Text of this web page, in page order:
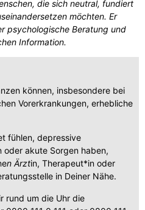
die sich neutral, fundiert
möchten. Er
psychologische Beratung und
Information.
können, insbesondere bei
Vorerkrankungen, erhebliche
fühlen, depressive
oder akute Sorgen haben,
n Ärztin, Therapeut*in oder
in Deiner Nähe.
rund um die Uhr die